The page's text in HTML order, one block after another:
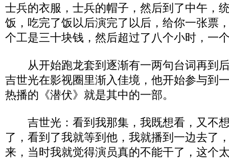
士兵的衣服，士兵的帽子，然后到了中午，
饭，吃完了饭以后演完了以后，给你一张票
个工是三十块钱，然后超过了八个小时，
从开始跑龙套到逐渐有一两句台词再到
吉世光在影视圈里渐入佳境，他开始参与到
热播的《潜伏》就是其中的一部。
吉世光：看到我那集，我既想看，又不
了，看到了我就等到他，我就播到一边去了
来，当时我就觉得演员真的不能干了，这个